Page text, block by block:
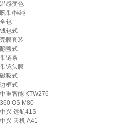
温感变色
腕带/挂绳
全包
钱包式
壳膜套装
翻盖式
带链条
带镜头膜
磁吸式
边框式
中重智能 KTW276
360 OS M80
中兴 远航41S
中兴 天机 A41